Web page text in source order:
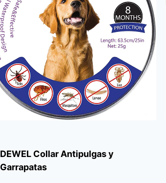
DEWEL Collar Antipulgas y
Garrapatas